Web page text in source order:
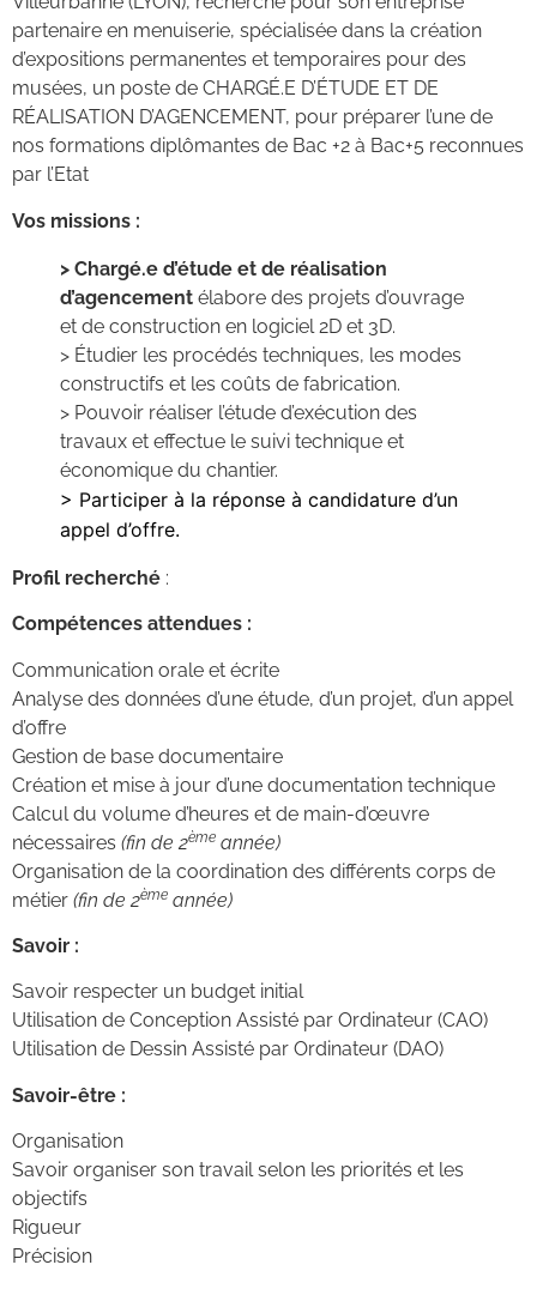
partenaire en menuiserie, spécialisée dans la création
d’expositions permanentes et temporaires pour des
musées, un poste de CHARGÉ.E D’ÉTUDE ET DE
RÉALISATION D’AGENCEMENT, pour préparer l’une de
nos formations diplômantes de Bac +2 à Bac+5 reconnues
par l’Etat
Vos missions :
> Chargé.e d’étude et de réalisation
d’agencement élabore des projets d’ouvrage
et de construction en logiciel 2D et 3D.
> Étudier les procédés techniques, les modes
constructifs et les coûts de fabrication.
> Pouvoir réaliser l’étude d’exécution des
travaux et effectue le suivi technique et
économique du chantier.
> Participer à la réponse à candidature d’un
appel d’offre.
Profil recherché :
Compétences attendues :
Communication orale et écrite
Analyse des données d’une étude, d’un projet, d’un appel
d’offre
Gestion de base documentaire
Création et mise à jour d’une documentation technique
Calcul du volume d’heures et de main-d’œuvre
nécessaires (fin de 2ème année)
Organisation de la coordination des différents corps de
métier (fin de 2ème année)
Savoir :
Savoir respecter un budget initial
Utilisation de Conception Assisté par Ordinateur (CAO)
Utilisation de Dessin Assisté par Ordinateur (DAO)
Savoir-être :
Organisation
Savoir organiser son travail selon les priorités et les
objectifs
Rigueur
Précision